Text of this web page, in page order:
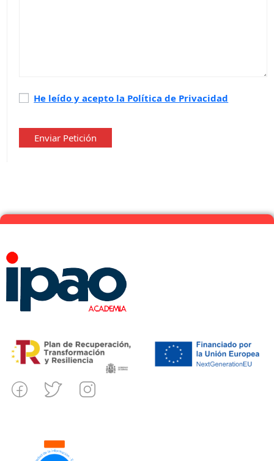
Política
privacidad*
He leído y acepto la Política de Privacidad
Enviar Petición